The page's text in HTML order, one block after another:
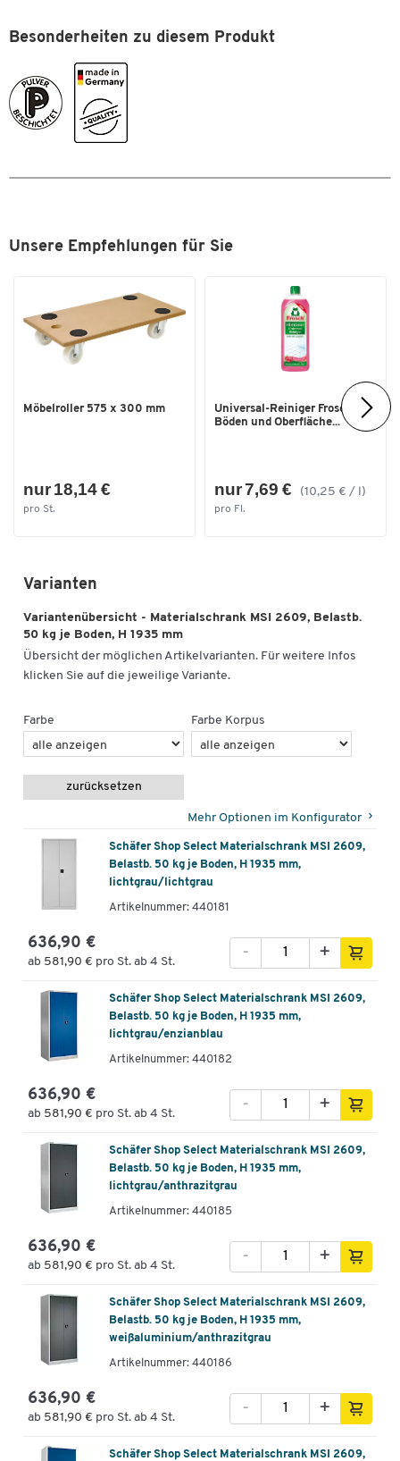
Außenmaße B x T x H [mm]
Breite [mm]
Besonderheiten zu diesem Produkt
Unsere Empfehlungen für Sie
Möbelroller 575 x 300 mm
nur 18,14 €
pro St.
Universal-Reiniger Frosch, f.
Böden und Oberfläche...
nur 7,69 € (10,25 € / l)
pro Fl.
Varianten
Variantenübersicht - Materialschrank MSI 2609, Belastb.
50 kg je Boden, H 1935 mm
Übersicht der möglichen Artikelvarianten. Für weitere Infos
klicken Sie auf die jeweilige Variante.
Farbe Farbe Korpus
zurücksetzen
Mehr Optionen im Konfigurator
Schäfer Shop Select Materialschrank MSI 2609,
Belastb. 50 kg je Boden, H 1935 mm,
lichtgrau/lichtgrau
Artikelnummer: 440181
636,90 €
ab 581,90 € pro St. ab 4 St.
+
-
Schäfer Shop Select Materialschrank MSI 2609,
Belastb. 50 kg je Boden, H 1935 mm,
lichtgrau/enzianblau
Artikelnummer: 440182
636,90 €
ab 581,90 € pro St. ab 4 St.
+
-
Schäfer Shop Select Materialschrank MSI 2609,
Belastb. 50 kg je Boden, H 1935 mm,
lichtgrau/anthrazitgrau
Artikelnummer: 440185
636,90 €
ab 581,90 € pro St. ab 4 St.
+
-
Schäfer Shop Select Materialschrank MSI 2609,
Belastb. 50 kg je Boden, H 1935 mm,
weißaluminium/anthrazitgrau
Artikelnummer: 440186
636,90 €
ab 581,90 € pro St. ab 4 St.
+
-
Schäfer Shop Select Materialschrank MSI 2609,
Zum Zoomen doppeltippen